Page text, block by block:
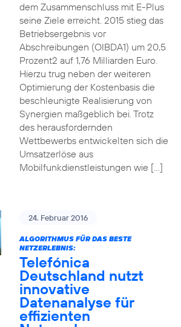
dem Zusammenschluss mit E-Plus
seine Ziele erreicht. 2015 stieg das
Betriebsergebnis vor
Abschreibungen (OIBDA1) um 20,5
Prozent2 auf 1,76 Milliarden Euro.
Hierzu trug neben der weiteren
Optimierung der Kostenbasis die
beschleunigte Realisierung von
Synergien maßgeblich bei. Trotz
des herausfordernden
Wettbewerbs entwickelten sich die
Umsatzerlöse aus
Mobilfunkdienstleistungen wie […]
24. Februar 2016
ALGORITHMUS FÜR DAS BESTE
NETZERLEBNIS:
Telefónica
Deutschland nutzt
innovative
Datenanalyse für
effizienten